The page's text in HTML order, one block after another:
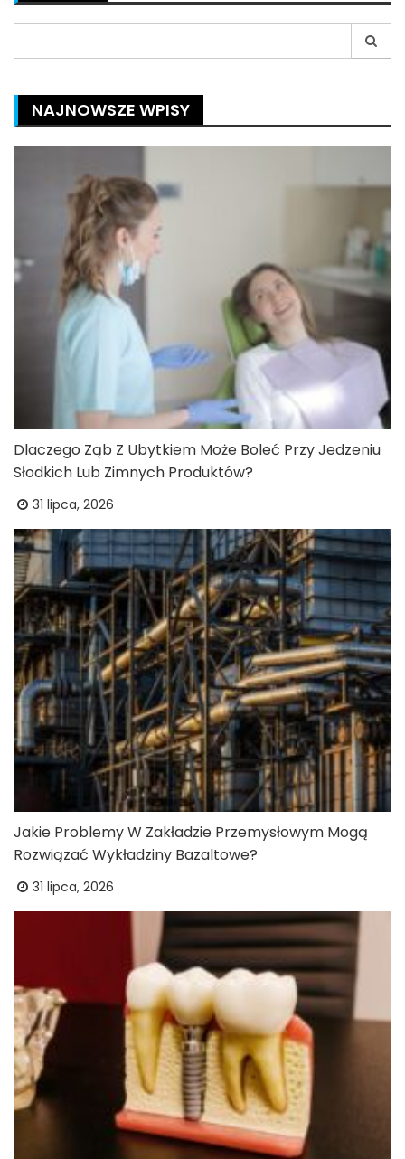
for:
NAJNOWSZE WPISY
Dlaczego Ząb Z Ubytkiem Może Boleć Przy Jedzeniu
Słodkich Lub Zimnych Produktów?
31 lipca, 2026
Jakie Problemy W Zakładzie Przemysłowym Mogą
Rozwiązać Wykładziny Bazaltowe?
31 lipca, 2026